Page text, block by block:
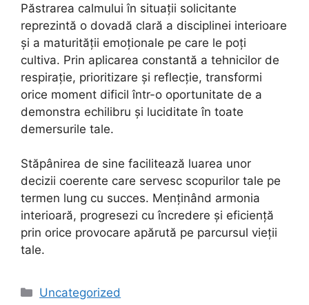
Păstrarea calmului în situații solicitante
reprezintă o dovadă clară a disciplinei interioare
și a maturității emoționale pe care le poți
cultiva. Prin aplicarea constantă a tehnicilor de
respirație, prioritizare și reflecție, transformi
orice moment dificil într-o oportunitate de a
demonstra echilibru și luciditate în toate
demersurile tale.
Stăpânirea de sine facilitează luarea unor
decizii coerente care servesc scopurilor tale pe
termen lung cu succes. Menținând armonia
interioară, progresezi cu încredere și eficiență
prin orice provocare apărută pe parcursul vieții
tale.
Categories
Uncategorized